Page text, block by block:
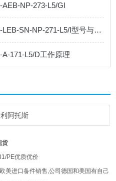
NP-273-L5/GI
ATOS阿托斯比例阀DPZO-LEB-SN-NP-271-L5/I型号与作用
171-L5/D工作原理
阿托斯
货
PE优质优价
美进口备件销售,公司德国和美国有自己